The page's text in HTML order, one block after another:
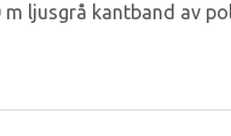
ljusgrå kantband av